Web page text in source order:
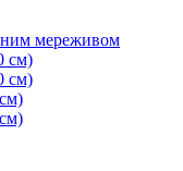
мереживом
см)
см)